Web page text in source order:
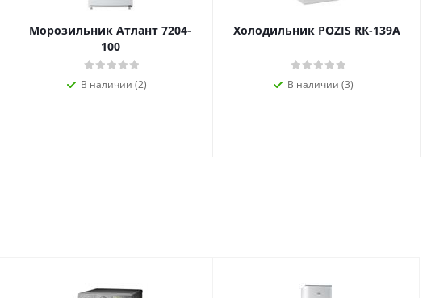
Морозильник Атлант 7204-
100
В наличии (2)
Холодильник POZIS RК-139А
В наличии (3)